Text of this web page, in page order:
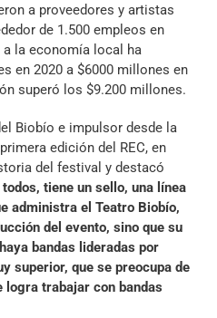
a proveedores y artistas
de 1.500 empleos en
la economía local ha
en 2020 a $6000 millones en
superó los $9.200 millones.
Biobío e impulsor desde la
edición del REC, en
del festival y destacó
tiene un sello, una línea
administra el Teatro Biobío,
del evento, sino que su
bandas lideradas por
superior, que se preocupa de
logra trabajar con bandas